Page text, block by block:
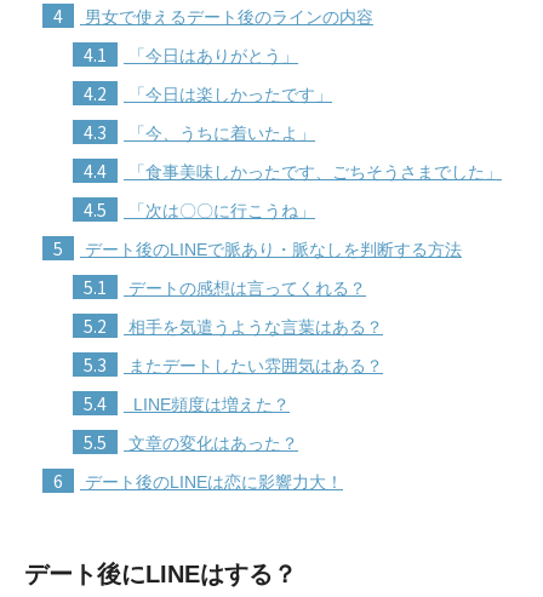
4 男女で使えるデート後のラインの内容
4.1 「今日はありがとう」
4.2 「今日は楽しかったです」
4.3 「今、うちに着いたよ」
4.4 「食事美味しかったです、ごちそうさまでした」
4.5 「次は〇〇に行こうね」
5 デート後のLINEで脈あり・脈なしを判断する方法
5.1 デートの感想は言ってくれる？
5.2 相手を気遣うような言葉はある？
5.3 またデートしたい雰囲気はある？
5.4 LINE頻度は増えた？
5.5 文章の変化はあった？
6 デート後のLINEは恋に影響力大！
デート後にLINEはする？